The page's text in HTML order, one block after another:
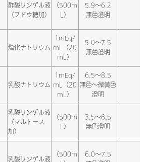
酢酸リンゲル液
（ブドウ糖加）
（500m
L）
5.9～6.2
無色澄明
塩化ナトリウム
1mEq/
mL（20
mL）
5.0～7.5
無色澄明
乳酸ナトリウム
1mEq/
mL（20
mL）
6.5～8.5
無色～微黄色
澄明
乳酸リンゲル液
（マルトース
加）
（500m
L）
3.5～6.5
無色澄明
乳酸リンゲル液
（500m
6.0～7.5